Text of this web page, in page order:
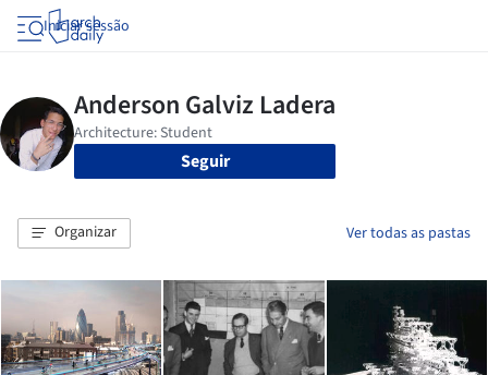
Iniciar sessão
Seguir
Organizar Ver todas as pastas